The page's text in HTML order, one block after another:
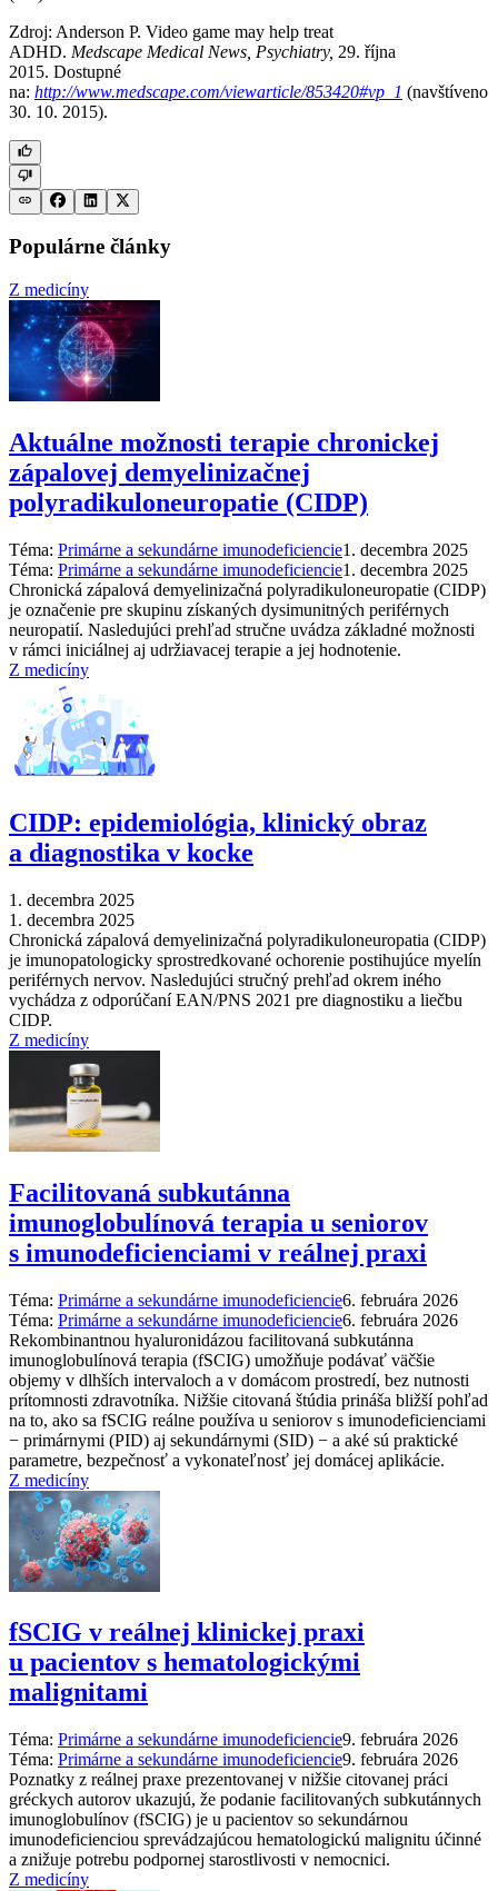
Zdroj: Anderson P. Video game may help treat
ADHD. Medscape Medical News, Psychiatry, 29. října
2015. Dostupné
na: http://www.medscape.com/viewarticle/853420#vp_1 (navštíveno
30. 10. 2015).
Populárne články
Z medicíny
Aktuálne možnosti terapie chronickej
zápalovej demyelinizačnej
polyradikuloneuropatie (CIDP)
Téma: Primárne a sekundárne imunodeficiencie1. decembra 2025
Téma: Primárne a sekundárne imunodeficiencie1. decembra 2025
Chronická zápalová demyelinizačná polyradikuloneuropatie (CIDP)
je označenie pre skupinu získaných dysimunitných periférnych
neuropatií. Nasledujúci prehľad stručne uvádza základné možnosti
v rámci iniciálnej aj udržiavacej terapie a jej hodnotenie.
Z medicíny
CIDP: epidemiológia, klinický obraz
a diagnostika v kocke
1. decembra 2025
1. decembra 2025
Chronická zápalová demyelinizačná polyradikuloneuropatia (CIDP)
je imunopatologicky sprostredkované ochorenie postihujúce myelín
periférnych nervov. Nasledujúci stručný prehľad okrem iného
vychádza z odporúčaní EAN/PNS 2021 pre diagnostiku a liečbu
CIDP.
Z medicíny
Facilitovaná subkutánna
imunoglobulínová terapia u seniorov
s imunodeficienciami v reálnej praxi
Téma: Primárne a sekundárne imunodeficiencie6. februára 2026
Téma: Primárne a sekundárne imunodeficiencie6. februára 2026
Rekombinantnou hyaluronidázou facilitovaná subkutánna
imunoglobulínová terapia (fSCIG) umožňuje podávať väčšie
objemy v dlhších intervaloch a v domácom prostredí, bez nutnosti
prítomnosti zdravotníka. Nižšie citovaná štúdia prináša bližší pohľad
na to, ako sa fSCIG reálne používa u seniorov s imunodeficienciami
−⁠ primárnymi (PID) aj sekundárnymi (SID) −⁠ a aké sú praktické
parametre, bezpečnosť a vykonateľnosť jej domácej aplikácie.
Z medicíny
fSCIG v reálnej klinickej praxi
u pacientov s hematologickými
malignitami
Téma: Primárne a sekundárne imunodeficiencie9. februára 2026
Téma: Primárne a sekundárne imunodeficiencie9. februára 2026
Poznatky z reálnej praxe prezentovanej v nižšie citovanej práci
gréckych autorov ukazujú, že podanie facilitovaných subkutánnych
imunoglobulínov (fSCIG) je u pacientov so sekundárnou
imunodeficienciou sprevádzajúcou hematologickú malignitu účinné
a znižuje potrebu podpornej starostlivosti v nemocnici.
Z medicíny